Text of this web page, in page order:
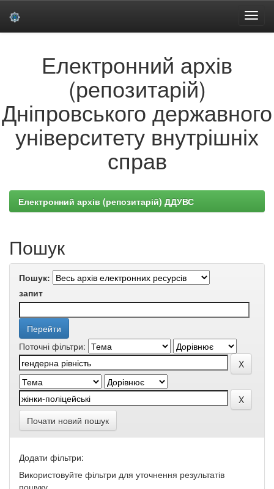
Електронний архів
(репозитарій)
Дніпровського державного
університету внутрішніх
справ
Електронний архів (репозитарій) ДДУВС
Пошук
Пошук:
запит
Поточні фільтри:
Почати новий пошук
Додати фільтри:
Використовуйте фільтри для уточнення результатів
пошуку.